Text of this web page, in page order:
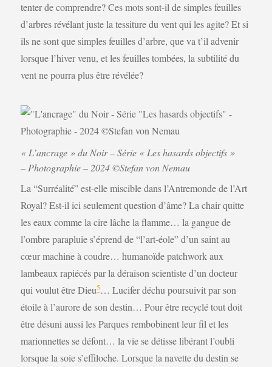
tenter de comprendre? Ces mots sont-il de simples feuilles
d’arbres révélant juste la tessiture du vent qui les agite? Et si
ils ne sont que simples feuilles d’arbre, que va t’il advenir
lorsque l’hiver venu, et les feuilles tombées, la subtilité du
vent ne pourra plus être révélée?
« L’ancrage » du Noir – Série « Les hasards objectifs »
– Photographie – 2024 ©Stefan von Nemau
La “Surréalité” est-elle miscible dans l’Antremonde de l’Art
Royal? Est-il ici seulement question d’âme? La chair quitte
les eaux comme la cire lâche la flamme… la gangue de
l’ombre parapluie s’éprend de “l’art-éole” d’un saint au
cœur machine à coudre… humanoïde patchwork aux
lambeaux rapiécés par la déraison scientiste d’un docteur
qui voulut être Dieu5… Lucifer déchu poursuivit par son
étoile à l’aurore de son destin… Pour être recyclé tout doit
être désuni aussi les Parques rembobinent leur fil et les
marionnettes se défont… la vie se détisse libérant l’oubli
lorsque la soie s’effiloche. Lorsque la navette du destin se